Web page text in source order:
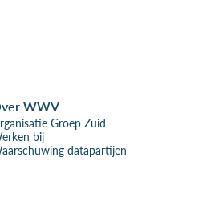
WWV
Groep Zuid
bij
datapartijen